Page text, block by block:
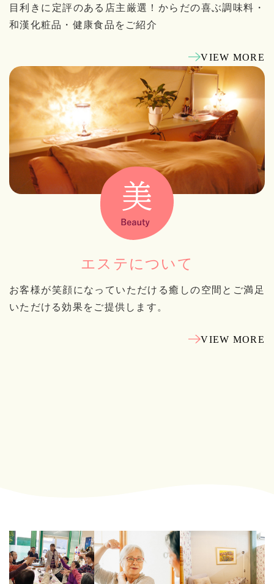
目利きに定評のある店主厳選！からだの喜ぶ調味料・
和漢化粧品・健康食品をご紹介
VIEW MORE
エステについて
お客様が笑顔になっていただける癒しの空間とご満足
いただける効果をご提供します。
VIEW MORE